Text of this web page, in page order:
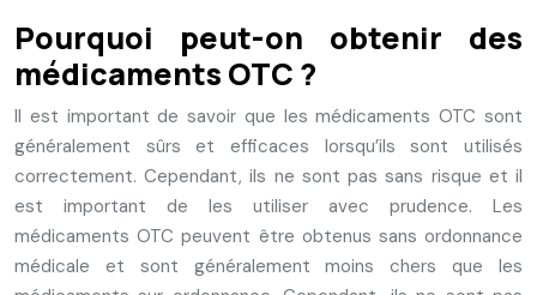
Pourquoi peut-on obtenir des
médicaments OTC ?
Il est important de savoir que les médicaments OTC sont
généralement sûrs et efficaces lorsqu’ils sont utilisés
correctement. Cependant, ils ne sont pas sans risque et il
est important de les utiliser avec prudence. Les
médicaments OTC peuvent être obtenus sans ordonnance
médicale et sont généralement moins chers que les